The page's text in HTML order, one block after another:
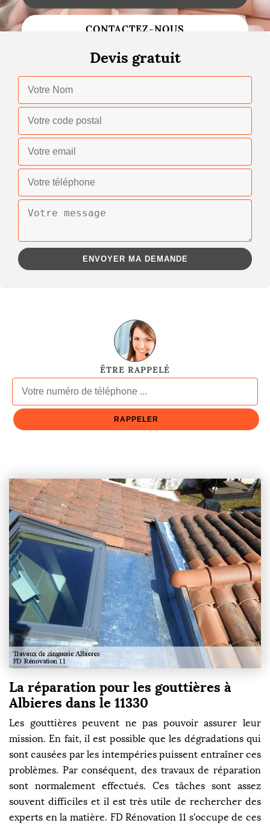
Changement de toiture
Gouttières
Réparation de toiture
CONTACTEZ-NOUS
Devis gratuit
ÊTRE RAPPELÉ
La réparation pour les gouttières à
Albieres dans le 11330
Les gouttières peuvent ne pas pouvoir assurer leur
mission. En fait, il est possible que les dégradations qui
sont causées par les intempéries puissent entraîner ces
problèmes. Par conséquent, des travaux de réparation
sont normalement effectués. Ces tâches sont assez
souvent difficiles et il est très utile de rechercher des
experts en la matière. FD Rénovation 11 s'occupe de ces